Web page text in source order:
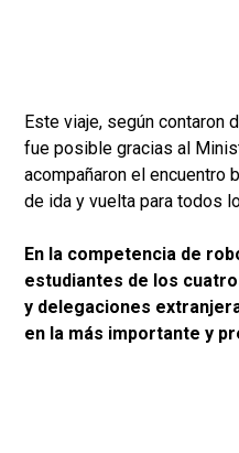
Este viaje, según contaron
fue posible gracias al
acompañaron el encuentro
de ida y vuelta para todos
En la competencia de
estudiantes de los
y delegaciones
en la más importante y